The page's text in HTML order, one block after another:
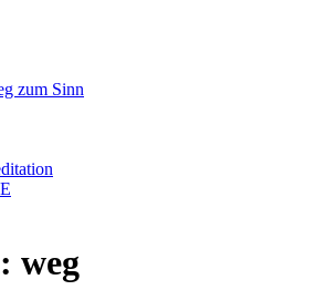
zum Sinn
weg